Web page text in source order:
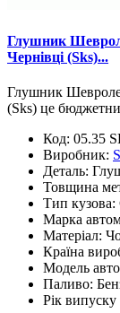
Глушник
Чернівці (Sks)...
Глушник Шевроле
(Sks) це
Код: 05.35
Виробник:
Деталь:
Товщина
Тип кузова:
Марка
Матеріал:
Країна
Модель
Паливо:
Рік випуску